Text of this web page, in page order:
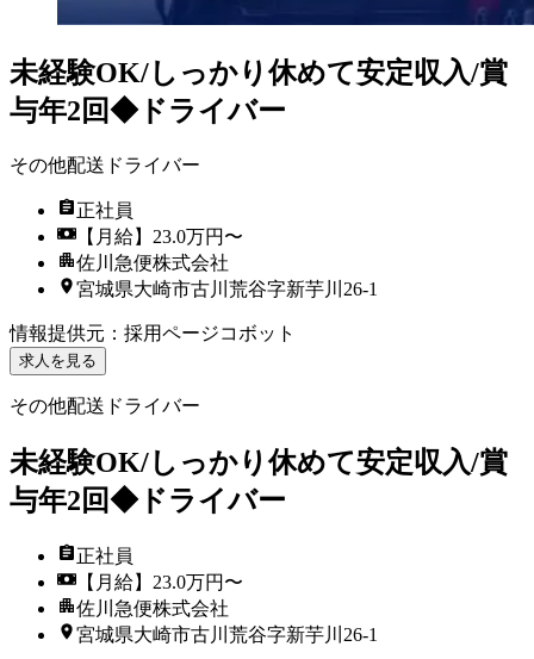
未経験OK/しっかり休めて安定収入/賞
与年2回◆ドライバー
その他配送ドライバー
正社員
【月給】23.0万円〜
佐川急便株式会社
宮城県大崎市古川荒谷字新芋川26-1
情報提供元 ： 採用ページコボット
求人を見る
その他配送ドライバー
未経験OK/しっかり休めて安定収入/賞
与年2回◆ドライバー
正社員
【月給】23.0万円〜
佐川急便株式会社
宮城県大崎市古川荒谷字新芋川26-1